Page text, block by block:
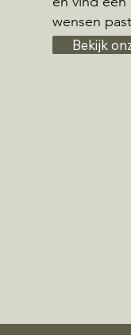
wensen
Bekijk